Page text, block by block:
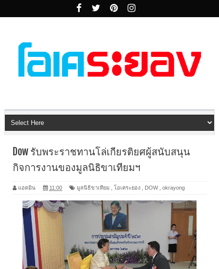
Dow รับพระราชทานโล่เกียรติยศผู้สนับสนุน
กิจการงานของมูลนิธิขาเทียมฯ
แอดมิน 11:00 มูลนิธิขาเทียม โอเคระยอง DOW, okrayong